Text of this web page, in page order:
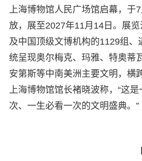
上海博物馆人民广场馆启幕，于
放，展至2027年11月14日。展
及中国顶级文博机构的1129组、
统呈现奥尔梅克、玛雅、特奥蒂
安第斯等中南美洲主要文明，横
上海博物馆馆长褚晓波称，“这
次、一生必看一次的文明盛典。”